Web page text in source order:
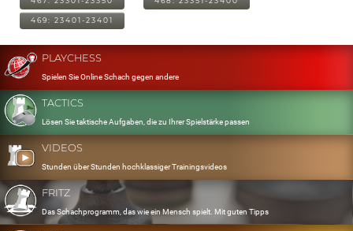
469: 23401-23401
PLAYCHESS
Spielen Sie Online Schach gegen andere
TACTICS
Lösen Sie taktische Aufgaben, die zu Ihrer Spielstärke passen
VIDEOS
Stunden über Stunden hochklassiger Trainingsvideos
FRITZ
Das Schachprogramm, das wie ein Mensch spielt. Mit guten Tipps